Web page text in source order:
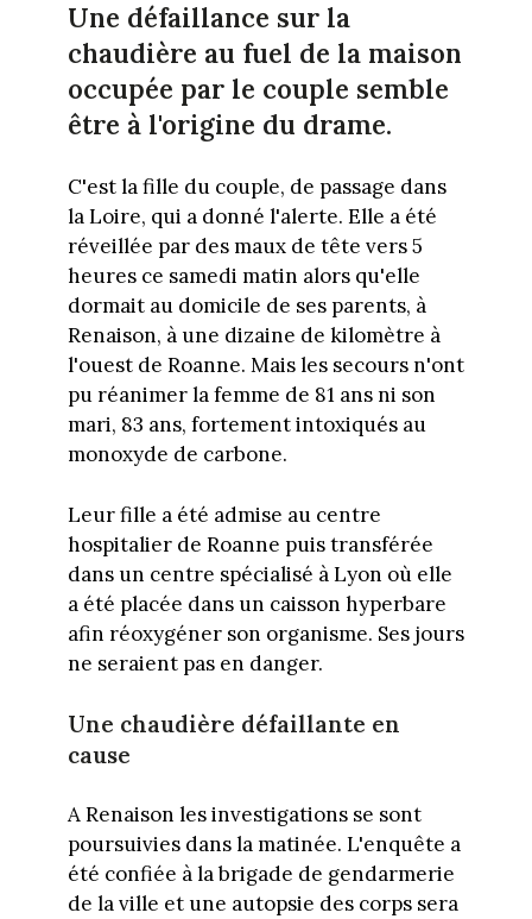
Une défaillance sur la
chaudière au fuel de la maison
occupée par le couple semble
être à l'origine du drame.
C'est la fille du couple, de passage dans
la Loire, qui a donné l'alerte. Elle a été
réveillée par des maux de tête vers 5
heures ce samedi matin alors qu'elle
dormait au domicile de ses parents, à
Renaison, à une dizaine de kilomètre à
l'ouest de Roanne. Mais les secours n'ont
pu réanimer la femme de 81 ans ni son
mari, 83 ans, fortement intoxiqués au
monoxyde de carbone.
Leur fille a été admise au centre
hospitalier de Roanne puis transférée
dans un centre spécialisé à Lyon où elle
a été placée dans un caisson hyperbare
afin réoxygéner son organisme. Ses jours
ne seraient pas en danger.
Une chaudière défaillante en
cause
A Renaison les investigations se sont
poursuivies dans la matinée. L'enquête a
été confiée à la brigade de gendarmerie
de la ville et une autopsie des corps sera